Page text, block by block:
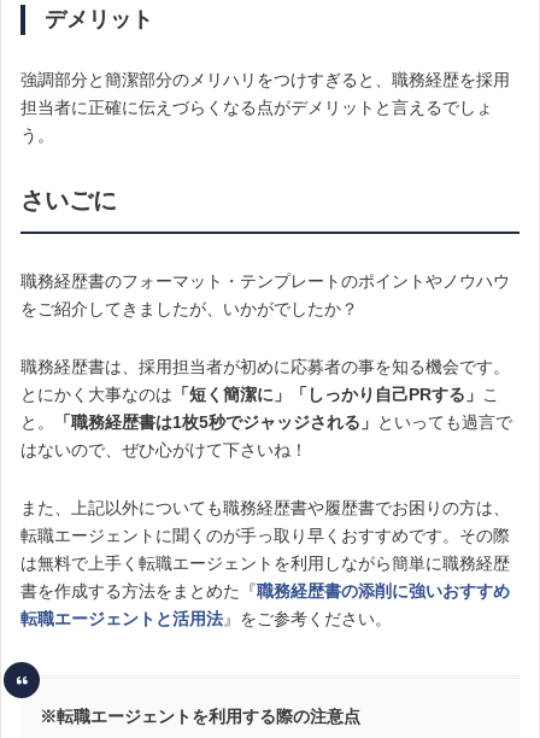
デメリット
強調部分と簡潔部分のメリハリをつけすぎると、職務経歴を採用
担当者に正確に伝えづらくなる点がデメリットと言えるでしょ
う。
さいごに
職務経歴書のフォーマット・テンプレートのポイントやノウハウ
をご紹介してきましたが、いかがでしたか？
職務経歴書は、採用担当者が初めに応募者の事を知る機会です。
とにかく大事なのは 「短く簡潔に」「しっかり自己PRする」 こ
と。
「職務経歴書は1枚5秒でジャッジされる」 といっても過言で
はないので、ぜひ心がけて下さいね！
また、上記以外についても職務経歴書や履歴書でお困りの方は、
転職エージェントに聞くのが手っ取り早くおすすめです。その際
は無料で上手く転職エージェントを利用しながら簡単に職務経歴
書を作成する方法をまとめた『職務経歴書の添削に強いおすすめ
転職エージェントと活用法』をご参考ください。
※転職エージェントを利用する際の注意点